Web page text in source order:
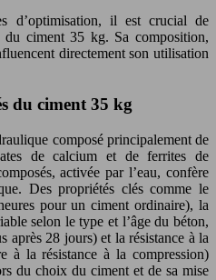
d’optimisation, il est crucial de
du ciment 35 kg. Sa composition,
directement son utilisation
du ciment 35 kg
composé principalement de
de calcium et de ferrites de
activée par l’eau, confère
Des propriétés clés comme le
pour un ciment ordinaire), la
selon le type et l’âge du béton,
après 28 jours) et la résistance à la
à la résistance à la compression)
du choix du ciment et de sa mise